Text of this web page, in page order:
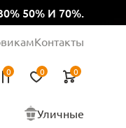
50% И 70%.
Контакты
0 0 0
Уличные